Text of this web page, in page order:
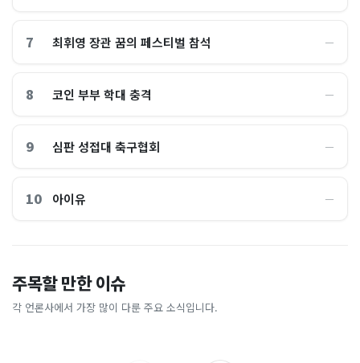
7 최휘영 장관 꿈의 페스티벌 참석 ―
8 코인 부부 학대 충격 ―
9 심판 성접대 축구협회 ―
10 아이유 ―
주목할 만한 이슈
각 언론사에서 가장 많이 다룬 주요 소식입니다.
이 대통령 사관학교 통합 발언
에…“서울대 법대·충암고도
없애나”
채널A
라 출렁이는 日증시
아시아경제
총리 영상에 "대체 뭐냐" 발
칵‥日 배우도 "미친 짓"
실체, 은밀하게…[중국나라]